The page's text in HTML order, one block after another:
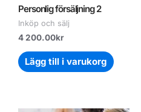
Personlig försäljning 2
Inköp och sälj
4 200.00kr
Lägg till i varukorg